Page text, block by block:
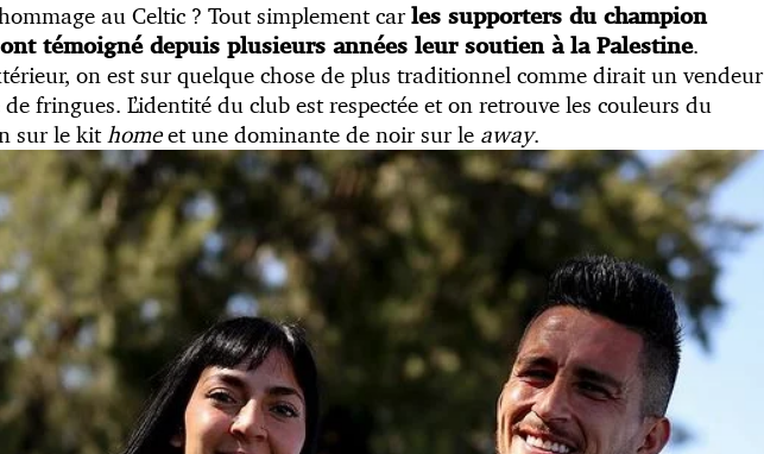
au Celtic ? Tout simplement carles supporters du champion
ont témoigné depuis plusieurs années leur soutien à la Palestine.
on est sur quelque chose de plus traditionnel comme dirait un vendeur
fringues. L’identité du club est respectée et on retrouve les couleurs du
sur le kithomeet une dominante de noir sur le away.